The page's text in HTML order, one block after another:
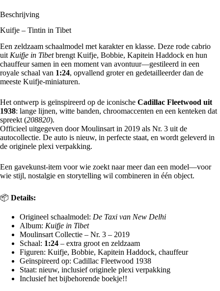
Beschrijving
Kuifje – Tintin in Tibet
Een zeldzaam schaalmodel met karakter en klasse. Deze rode cabrio
uit Kuifje in Tibet brengt Kuifje, Bobbie, Kapitein Haddock en hun
chauffeur samen in een moment van avontuur—gestileerd in een
royale schaal van 1:24, opvallend groter en gedetailleerder dan de
meeste Kuifje-miniaturen.
Het ontwerp is geïnspireerd op de iconische Cadillac Fleetwood uit
1938: lange lijnen, witte banden, chroomaccenten en een kenteken dat
spreekt (208820).
Officieel uitgegeven door Moulinsart in 2019 als Nr. 3 uit de
autocollectie. De auto is nieuw, in perfecte staat, en wordt geleverd in
de originele plexi verpakking.
Een gavekunst-item voor wie zoekt naar meer dan een model—voor
wie stijl, nostalgie en storytelling wil combineren in één object.
📦 Details:
Origineel schaalmodel: De Taxi van New Delhi
Album: Kuifje in Tibet
Moulinsart Collectie – Nr. 3 – 2019
Schaal: 1:24 – extra groot en zeldzaam
Figuren: Kuifje, Bobbie, Kapitein Haddock, chauffeur
Geïnspireerd op: Cadillac Fleetwood 1938
Staat: nieuw, inclusief originele plexi verpakking
Inclusief het bijbehorende boekje!!